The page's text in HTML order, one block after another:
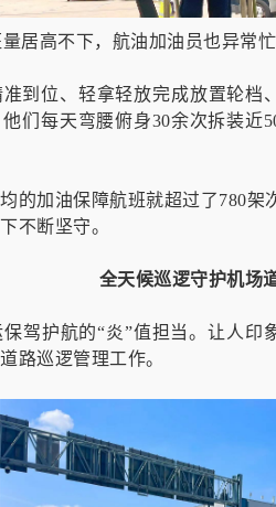
居高不下，航油加油员也异常
到位、轻拿轻放完成放置轮档
们每天弯腰俯身30余次拆装近
的加油保障航班就超过了780
不断坚守。
全天候巡逻守护机场
驾护航的“炎”值担当。让人
路巡逻管理工作。